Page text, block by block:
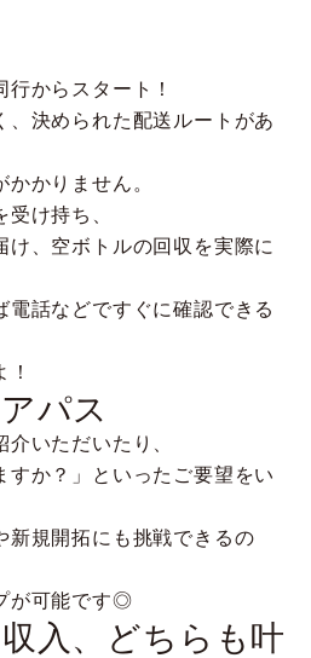
からスタート！
決められた配送ルートがあ
かりません。
け持ち、
け、空ボトルの回収を実際に
話などですぐに確認できる
パス
いただいたり、
すか？」といったご要望をい
新規開拓にも挑戦できるの
が可能です◎
入、どちらも叶